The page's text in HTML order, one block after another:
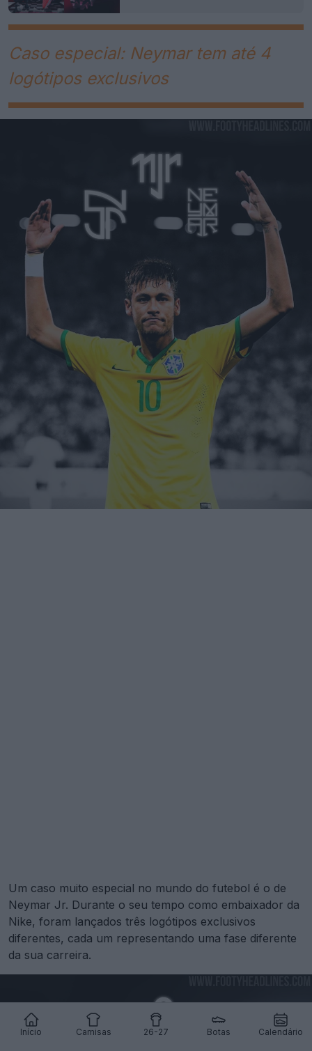
Início Camisas 26-27 Botas Calendário
Caso especial: Neymar tem até 4
logótipos exclusivos
Um caso muito especial no mundo do futebol é o de
Neymar Jr. Durante o seu tempo como embaixador da
Nike, foram lançados três logótipos exclusivos
diferentes, cada um representando uma fase diferente
da sua carreira.